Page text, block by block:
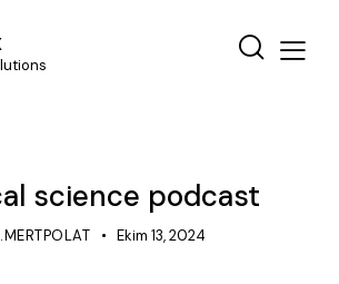
science podcast
Ekim 13, 2024